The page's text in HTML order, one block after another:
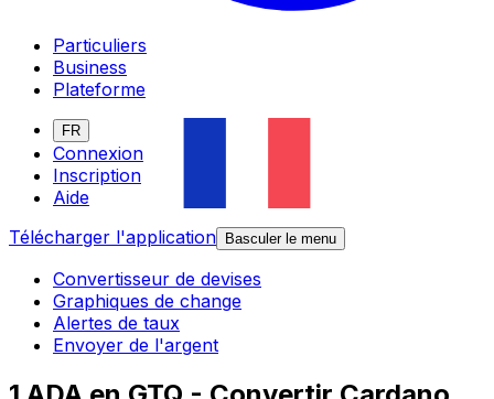
Particuliers
Business
Plateforme
FR
Connexion
Inscription
Aide
Télécharger l'application
Basculer le menu
Convertisseur de devises
Graphiques de change
Alertes de taux
Envoyer de l'argent